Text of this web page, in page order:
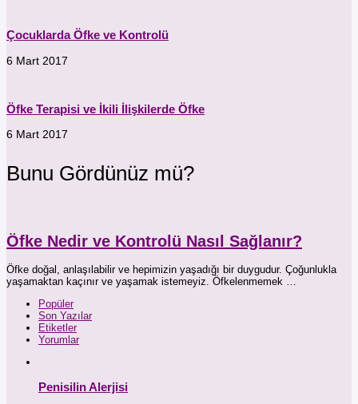
Çocuklarda Öfke ve Kontrolü
6 Mart 2017
Öfke Terapisi ve İkili İlişkilerde Öfke
6 Mart 2017
Bunu Gördünüz mü?
Öfke Nedir ve Kontrolü Nasıl Sağlanır?
Öfke doğal, anlaşılabilir ve hepimizin yaşadığı bir duygudur. Çoğunlukla
yaşamaktan kaçınır ve yaşamak istemeyiz. Öfkelenmemek …
Popüler
Son Yazılar
Etiketler
Yorumlar
Penisilin Alerjisi